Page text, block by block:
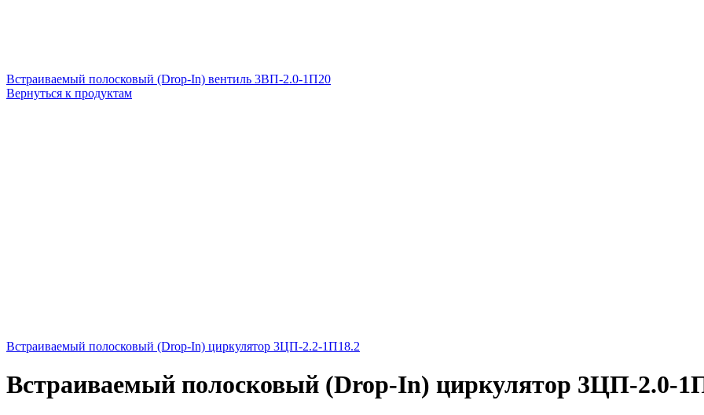
Встраиваемый полосковый (Drop-In) вентиль 3ВП-2.0-1П20
Вернуться к продуктам
Встраиваемый полосковый (Drop-In) циркулятор 3ЦП-2.2-1П18.2
Встраиваемый полосковый (Drop-In) циркулятор 3ЦП-2.0-